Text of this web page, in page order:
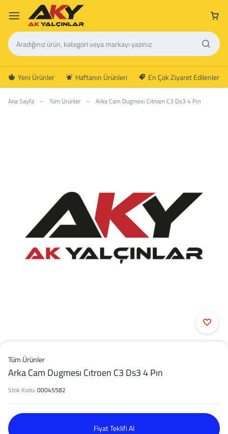
Yeni Ürünler Haftanın Ürünleri En Çok Ziyaret Edilenler
Ana Sayfa – Tüm Ürünler – Arka Cam Dugmesı Cıtroen C3 Ds3 4 Pın
Tüm Ürünler
Arka Cam Dugmesı Cıtroen C3 Ds3 4 Pın
Stok Kodu: 00045582
Fiyat Teklifi Al